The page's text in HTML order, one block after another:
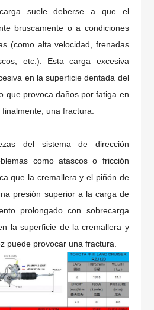
suele deberse a que el
bruscamente o a condiciones
(como alta velocidad, frenadas
etc.). Esta carga excesiva
en la superficie dentada del
que provoca daños por fatiga en
una fractura.
del sistema de dirección
como atascos o fricción
que la cremallera y el piñón de
presión superior a la carga de
prolongado con sobrecarga
la superficie de la cremallera y
puede provocar una fractura.